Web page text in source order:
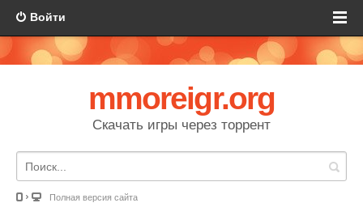
Войти
mmoreigr.org
Скачать игры через торрент
Полная версия сайта